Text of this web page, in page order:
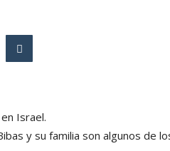
Israel.
y su familia son algunos de